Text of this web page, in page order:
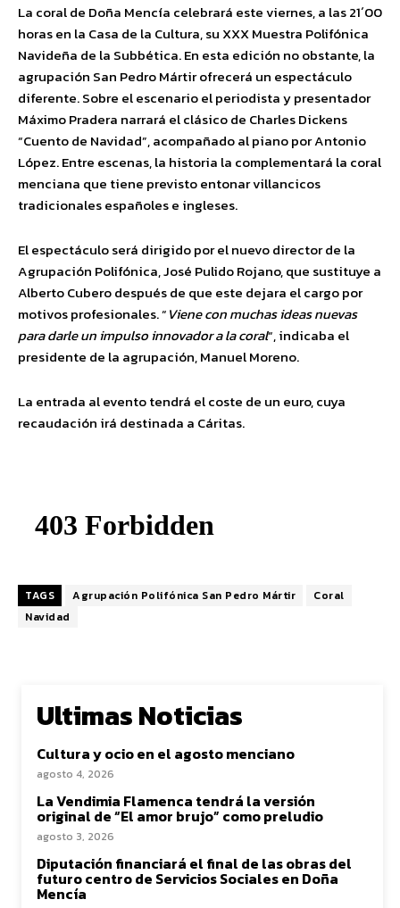
La coral de Doña Mencía celebrará este viernes, a las 21´00
horas en la Casa de la Cultura, su XXX Muestra Polifónica
Navideña de la Subbética. En esta edición no obstante, la
agrupación San Pedro Mártir ofrecerá un espectáculo
diferente. Sobre el escenario el periodista y presentador
Máximo Pradera narrará el clásico de Charles Dickens
“Cuento de Navidad”, acompañado al piano por Antonio
López. Entre escenas, la historia la complementará la coral
menciana que tiene previsto entonar villancicos
tradicionales españoles e ingleses.
El espectáculo será dirigido por el nuevo director de la
Agrupación Polifónica, José Pulido Rojano, que sustituye a
Alberto Cubero después de que este dejara el cargo por
motivos profesionales. “Viene con muchas ideas nuevas
para darle un impulso innovador a la coral“, indicaba el
presidente de la agrupación, Manuel Moreno.
La entrada al evento tendrá el coste de un euro, cuya
recaudación irá destinada a Cáritas.
TAGS Agrupación Polifónica San Pedro Mártir
Coral
Navidad
Ultimas Noticias
Cultura y ocio en el agosto menciano
agosto 4, 2026
La Vendimia Flamenca tendrá la versión
original de “El amor brujo” como preludio
agosto 3, 2026
Diputación financiará el final de las obras del
futuro centro de Servicios Sociales en Doña
Mencía